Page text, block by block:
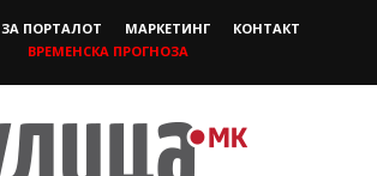
ЗА ПОРТАЛОТ МАРКЕТИНГ
КОНТАКТ
ВРЕМЕНСКА ПРОГНОЗА